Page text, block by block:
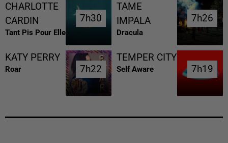
CHARLOTTE
CARDIN
Tant Pis Pour Elle
7h30
7h30
TAME
IMPALA
Dracula
7h26
7h26
KATY PERRY
Roar 7h22
7h22
TEMPER CITY
Self Aware 7h19
7h19